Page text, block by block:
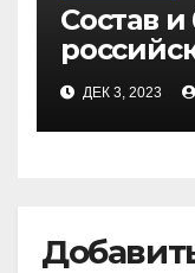
Состав
—
и
ДЕК 3, 2023